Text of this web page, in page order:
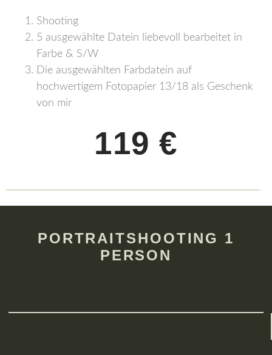
Shooting
5 ausgewählte Datein liebevoll bearbeitet in
Farbe & S/W
Die ausgewählten Farbdatein auf
hochwertigem Fotopapier 13/18 als Geschenk
von mir
119 €
PORTRAITSHOOTING 1
PERSON